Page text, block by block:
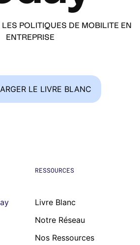
POLITIQUES DE MOBILITE EN
ENTREPRISE
LE LIVRE BLANC
RESSOURCES
Livre Blanc
Notre Réseau
Nos Ressources